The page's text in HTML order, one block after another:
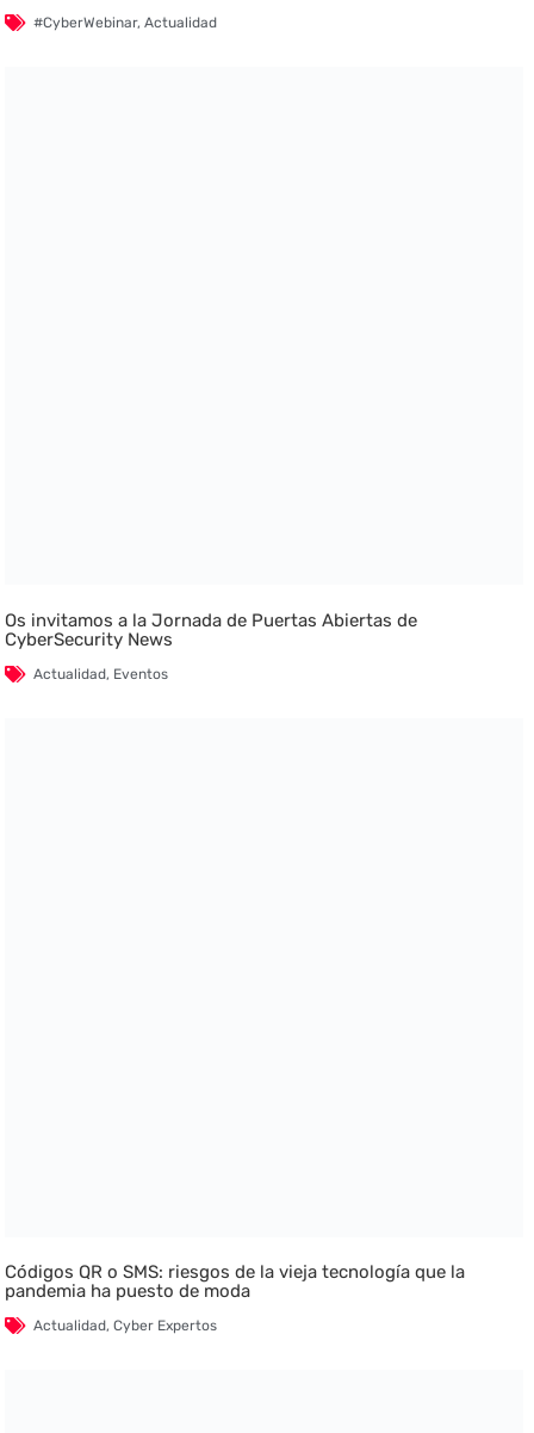
#CyberWebinar,Actualidad
Os invitamos a la Jornada de Puertas Abiertas de
CyberSecurity News
Actualidad, Eventos
Códigos QR o SMS: riesgos de la vieja tecnología que la
pandemia ha puesto de moda
Actualidad,Cyber Expertos